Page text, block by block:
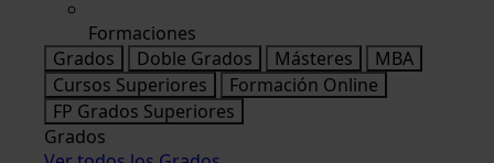
Formaciones
Grados
Doble Grados Másteres
MBA
Cursos Superiores
Formación Online
FP Grados Superiores
Grados